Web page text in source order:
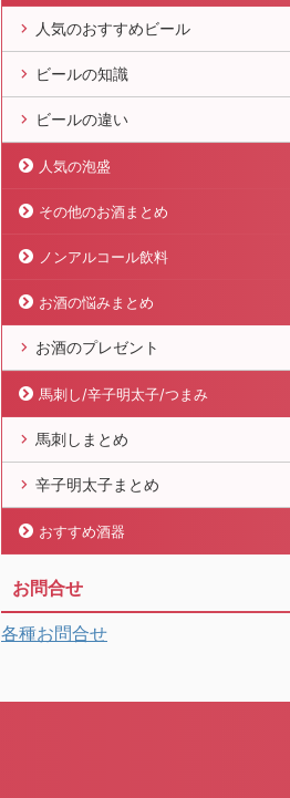
人気のおすすめビール
ビールの知識
ビールの違い
人気の泡盛
その他のお酒まとめ
ノンアルコール飲料
お酒の悩みまとめ
お酒のプレゼント
馬刺し/辛子明太子/つまみ
馬刺しまとめ
辛子明太子まとめ
おすすめ酒器
お問合せ
各種お問合せ